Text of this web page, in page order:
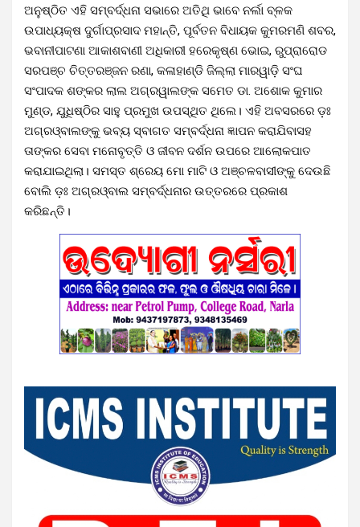
ଅନୁଷ୍ଠିତ ଏହି ସମ୍ବର୍ଦ୍ଧନା ସଭାରେ ଅତିଥି ଭାବେ ନର୍ଲା ବ୍ଳକ
ଉପାଧ୍ୟକ୍ଷ ଦୁର୍ଗାପ୍ରସାଦ ମହାନ୍ତି, ପୂର୍ବତନ ବିଧାୟକ କୁମରମଣି ଶବର,
ଭବାନୀପାଟଣା ଆକାଶବାଣୀ ଅଧିକାରୀ ହରେକୃଷ୍ଣ ଭୋଇ, ରୁପ୍ରାରୋଡ
ସରପଞ୍ଚ ଚିତ୍ତରଞ୍ଜନ ରଣା, କଳାହାଣ୍ଡି ଜିଲ୍ଲା ମାରୱାଡ଼ି ସଂଘ
ସଂପାଦକ ଶଙ୍କର ଲାଲ ଅଗ୍ରୱାଲଙ୍କ ସମେତ ଡା. ଅଶୋକ କୁମାର
ମୁଣ୍ଡ, ଯୁଧିଷ୍ଠିର ସାହୁ ପ୍ରମୁଖ ଉପସ୍ଥିତ ଥିଲେ। ଏହି ଅବସରରେ ଡ଼ଃ
ଅଗ୍ରଓ୍ବାଲଙ୍କୁ ଭବ୍ୟ ସ୍ବାଗତ ସମ୍ବର୍ଦ୍ଧନା ଜ୍ଞାପନ କରାଯିବାସହ
ତାଙ୍କର ସେବା ମନୋବୃତ୍ତି ଓ ଜୀବନ ଦର୍ଶନ ଉପରେ ଆଲୋକପାତ
କରାଯାଇଥିଲା। ସମସ୍ତ ଶ୍ରେୟ ମୋ ମାଟି ଓ ଅଞ୍ଚଳବାସୀଙ୍କୁ ଦେଉଛି
ବୋଲି ଡ଼ଃ ଅଗ୍ରଓ୍ବାଲ ସମ୍ବର୍ଦ୍ଧନାର ଉତ୍ତରରେ ପ୍ରକାଶ
କରିଛନ୍ତି।